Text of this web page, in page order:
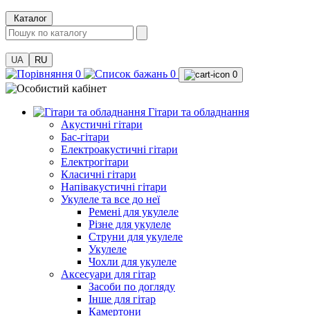
Каталог
UA RU
0 0 0
Гітари та обладнання
Акустичні гітари
Бас-гітари
Електроакустичні гітари
Електрогітари
Класичні гітари
Напівакустичні гітари
Укулеле та все до неї
Ремені для укулеле
Різне для укулеле
Струни для укулеле
Укулеле
Чохли для укулеле
Аксесуари для гітар
Засоби по догляду
Інше для гітар
Камертони